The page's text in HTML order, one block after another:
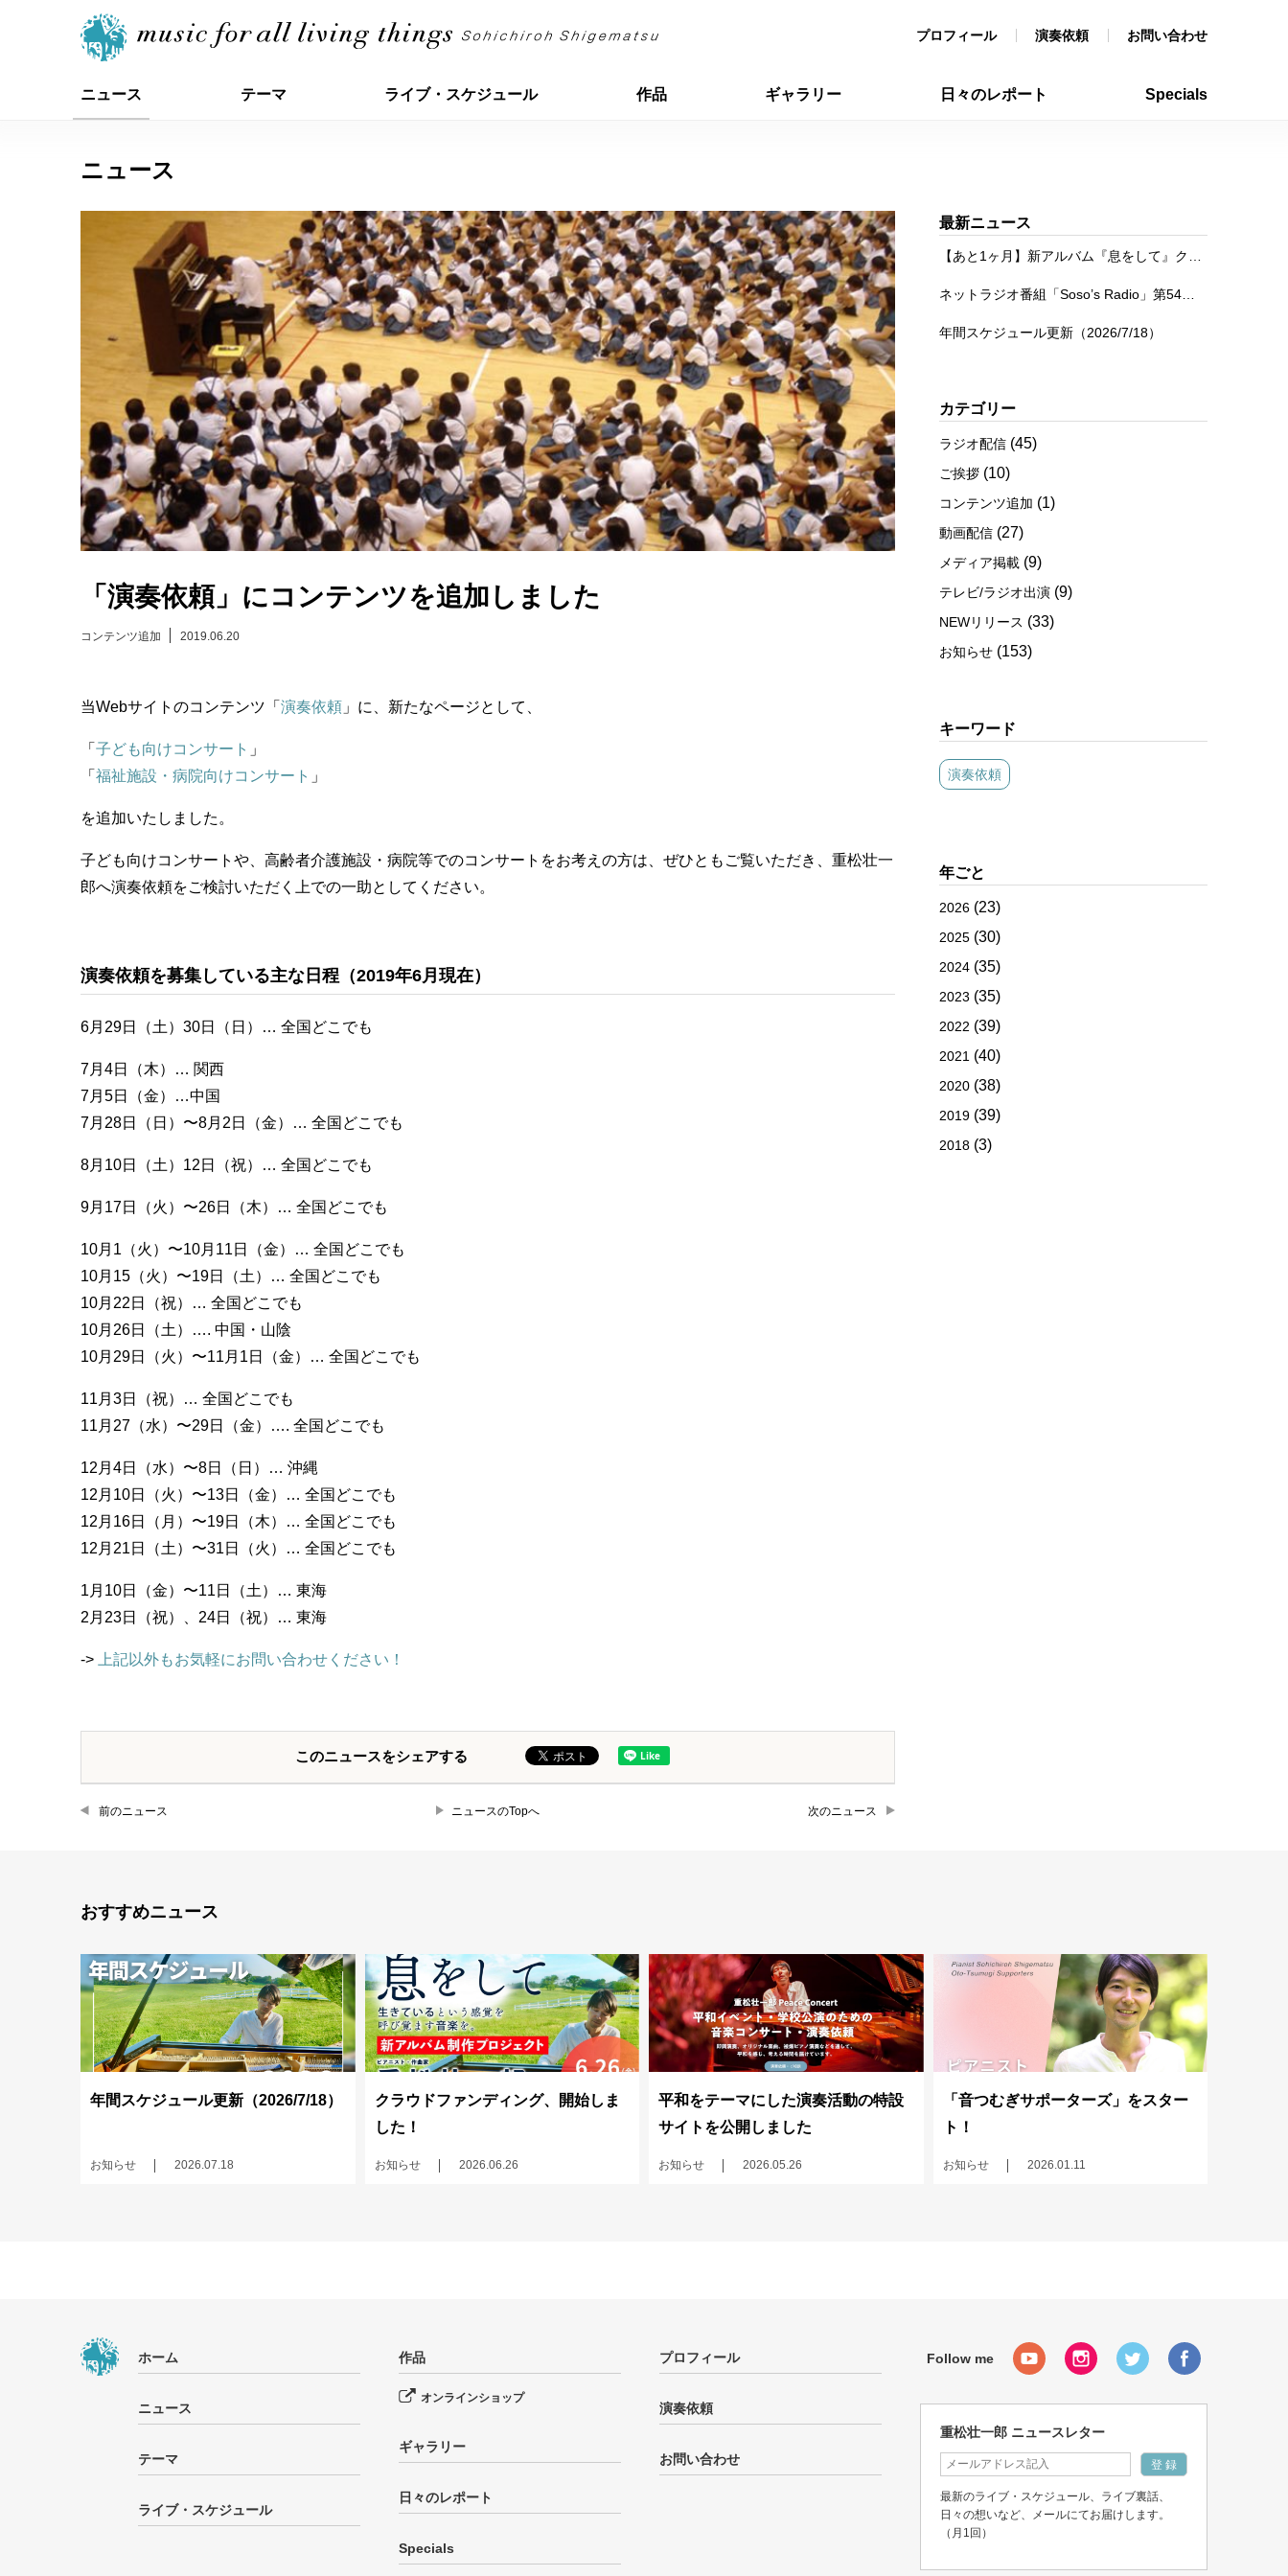
プロフィール 演奏依頼 お問い合わせ
ニュース テーマ ライブ・スケジュール 作品 ギャラリー 日々のレポート Specials
ニュース
「演奏依頼」にコンテンツを追加しました
コンテンツ追加 2019.06.20
当Webサイトのコンテンツ「 演奏依頼 」に、新たなページとして、
「 子ども向けコンサート 」
「 福祉施設・病院向けコンサート 」
を追加いたしました。
子ども向けコンサートや、高齢者介護施設・病院等でのコンサートをお考えの方は、ぜひともご覧いただき、重松壮一
郎へ演奏依頼をご検討いただく上での一助としてください。
演奏依頼を募集している主な日程（2019年6月現在）
6月29日（土）30日（日）… 全国どこでも
7月4日（木）… 関西
7月5日（金）…中国
7月28日（日）〜8月2日（金）… 全国どこでも
8月10日（土）12日（祝）… 全国どこでも
9月17日（火）〜26日（木）… 全国どこでも
10月1（火）〜10月11日（金）… 全国どこでも
10月15（火）〜19日（土）… 全国どこでも
10月22日（祝）… 全国どこでも
10月26日（土）…. 中国・山陰
10月29日（火）〜11月1日（金）… 全国どこでも
11月3日（祝）… 全国どこでも
11月27（水）〜29日（金）…. 全国どこでも
12月4日（水）〜8日（日）… 沖縄
12月10日（火）〜13日（金）… 全国どこでも
12月16日（月）〜19日（木）… 全国どこでも
12月21日（土）〜31日（火）… 全国どこでも
1月10日（金）〜11日（土）… 東海
2月23日（祝）、24日（祝）… 東海
-> 上記以外もお気軽にお問い合わせください！
このニュースをシェアする
前のニュース ニュースのTopへ 次のニュース
おすすめニュース
年間スケジュール更新（2026/7/18）
お知らせ 2026.07.18
クラウドファンディング、開始しま
した！
お知らせ 2026.06.26
平和をテーマにした演奏活動の特設
サイトを公開しました
お知らせ 2026.05.26
「音つむぎサポーターズ」をスター
ト！
お知らせ 2026.01.11
最新ニュース
年間スケジュール更新（2026/7/18）
カテゴリー
ラジオ配信 (45)
ご挨拶 (10)
コンテンツ追加 (1)
動画配信 (27)
メディア掲載 (9)
テレビ/ラジオ出演 (9)
NEWリリース (33)
お知らせ (153)
キーワード
演奏依頼
年ごと
2026 (23)
2025 (30)
2024 (35)
2023 (35)
2022 (39)
2021 (40)
2020 (38)
2019 (39)
2018 (3)
ホーム
ニュース
テーマ
ライブ・スケジュール
作品
オンラインショップ
ギャラリー
日々のレポート
Specials
プロフィール
演奏依頼
お問い合わせ
重松壮一郎 ニュースレター
最新のライブ・スケジュール、ライブ裏話、
日々の想いなど、メールにてお届けします。
（月1回）